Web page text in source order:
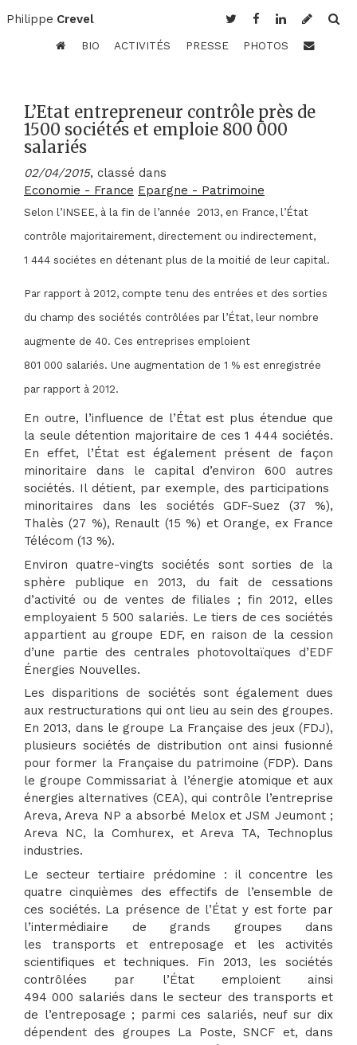
Philippe Crevel
BIO ACTIVITÉS PRESSE PHOTOS
L’Etat entrepreneur contrôle près de
1500 sociétés et emploie 800 000
salariés
02/04/2015, classé dans
Economie - France Epargne - Patrimoine
Selon l’INSEE, à la fin de l’année 2013, en France, l’État
contrôle majoritairement, directement ou indirectement,
1 444 sociétes en détenant plus de la moitié de leur capital.
Par rapport à 2012, compte tenu des entrées et des sorties
du champ des sociétés contrôlées par l’État, leur nombre
augmente de 40. Ces entreprises emploient
801 000 salariés. Une augmentation de 1 % est enregistrée
par rapport à 2012.
En outre, l’influence de l’État est plus étendue que
la seule détention majoritaire de ces 1 444 sociétés.
En effet, l’État est également présent de façon
minoritaire dans le capital d’environ 600 autres
sociétés. Il détient, par exemple, des participations
minoritaires dans les sociétés GDF-Suez (37 %),
Thalès (27 %), Renault (15 %) et Orange, ex France
Télécom (13 %).
Environ quatre-vingts sociétés sont sorties de la
sphère publique en 2013, du fait de cessations
d’activité ou de ventes de filiales ; fin 2012, elles
employaient 5 500 salariés. Le tiers de ces sociétés
appartient au groupe EDF, en raison de la cession
d’une partie des centrales photovoltaïques d’EDF
Énergies Nouvelles.
Les disparitions de sociétés sont également dues
aux restructurations qui ont lieu au sein des groupes.
En 2013, dans le groupe La Française des jeux (FDJ),
plusieurs sociétés de distribution ont ainsi fusionné
pour former la Française du patrimoine (FDP). Dans
le groupe Commissariat à l’énergie atomique et aux
énergies alternatives (CEA), qui contrôle l’entreprise
Areva, Areva NP a absorbé Melox et JSM Jeumont ;
Areva NC, la Comhurex, et Areva TA, Technoplus
industries.
Le secteur tertiaire prédomine : il concentre les
quatre cinquièmes des effectifs de l’ensemble de
ces sociétés. La présence de l’État y est forte par
l’intermédiaire de grands groupes dans
les transports et entreposage et les activités
scientifiques et techniques. Fin 2013, les sociétés
contrôlées par l’État emploient ainsi
494 000 salariés dans le secteur des transports et
de l’entreposage ; parmi ces salariés, neuf sur dix
dépendent des groupes La Poste, SNCF et, dans